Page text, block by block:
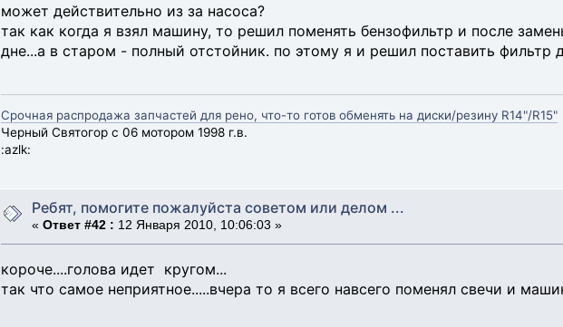
может действительно из за насоса?
так как когда я взял машину, то решил поменять бензофильтр и после
дне...а в старом - полный отстойник. по этому я и решил поставить
Срочная распродажа запчастей для рено, что-то готов обменять на диски/резину R14"/R15"
Черный Святогор с 06 мотором 1998 г.в.
:azlk:
Ребят, помогите пожалуйста советом или делом ...
« Ответ #42 : 12 Января 2010, 10:06:03 »
короче....голова идет кругом...
так что самое неприятное.....вчера то я всего навсего поменял свечи и